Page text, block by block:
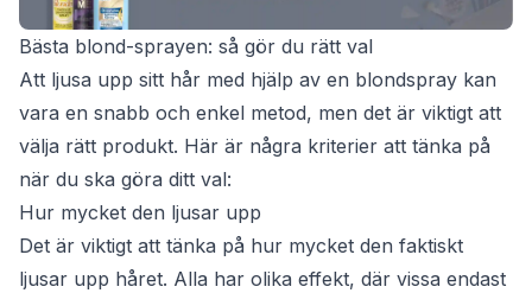
Bästa blond-sprayen: så gör du rätt val
Att ljusa upp sitt hår med hjälp av en blondspray kan
vara en snabb och enkel metod, men det är viktigt att
välja rätt produkt. Här är några kriterier att tänka på
när du ska göra ditt val:
Hur mycket den ljusar upp
Det är viktigt att tänka på hur mycket den faktiskt
ljusar upp håret. Alla har olika effekt, där vissa endast